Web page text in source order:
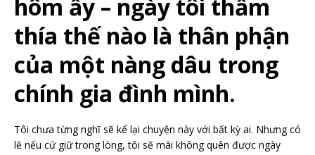
hôm ấy – ngày tôi thấm
thía thế nào là thân phận
của một nàng dâu trong
chính gia đình mình.
Tôi chưa từng nghĩ sẽ kể lại chuyện này với bất kỳ ai. Nhưng có
lẽ nếu cứ giữ trong lòng, tôi sẽ mãi không quên được ngày